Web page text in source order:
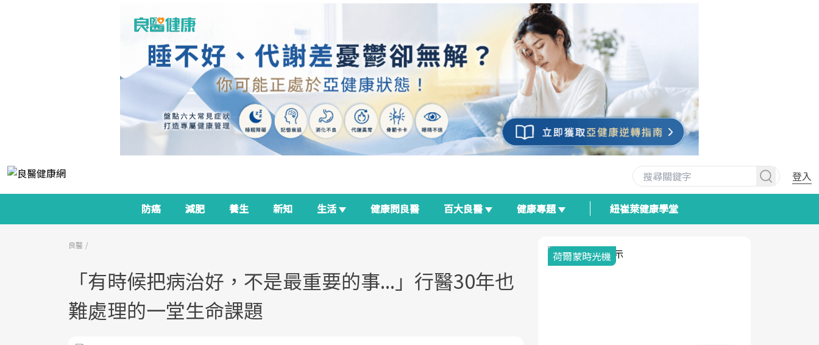
登入
防癌 減肥 養生 新知 生活 健康問良醫 百大良醫 健康專題 紐崔萊健康學堂
良醫
「有時候把病治好，不是最重要的事...」行醫30年也
難處理的一堂生命課題
荷爾蒙時光機